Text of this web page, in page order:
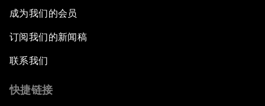
成为我们的会员
订阅我们的新闻稿
联系我们
快捷链接